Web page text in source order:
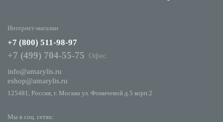
Мы в соц. сетях:
Интернет-магазин
+7 (800) 511-98-97
+7 (499) 704-55-75
Офис
info@amarylis.ru
eshop@amarylis.ru
125481, Россия, г. Москва ул. Фомичевой д.5 корп.2